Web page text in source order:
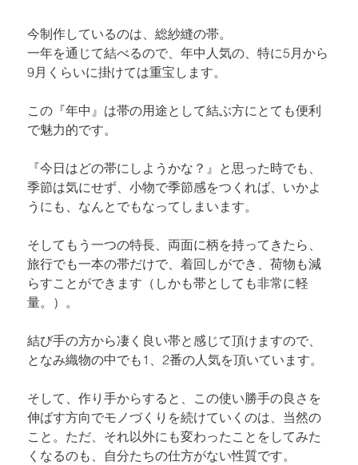
今制作しているのは、総紗縫の帯。
一年を通じて結べるので、年中人気の、特に5月から
9月くらいに掛けては重宝します。
この『年中』は帯の用途として結ぶ方にとても便利
で魅力的です。
『今日はどの帯にしようかな？』と思った時でも、
季節は気にせず、小物で季節感をつくれば、いかよ
うにも、なんとでもなってしまいます。
そしてもう一つの特長、両面に柄を持ってきたら、
旅行でも一本の帯だけで、着回しができ、荷物も減
らすことができます（しかも帯としても非常に軽
量。）。
結び手の方から凄く良い帯と感じて頂けますので、
となみ織物の中でも1、2番の人気を頂いています。
そして、作り手からすると、この使い勝手の良さを
伸ばす方向でモノづくりを続けていくのは、当然の
こと。ただ、それ以外にも変わったことをしてみた
くなるのも、自分たちの仕方がない性質です。